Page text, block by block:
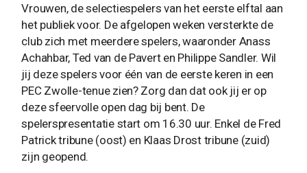
Vrouwen, de selectiespelers van het eerste elftal aan
het publiek voor. De afgelopen weken versterkte de
club zich met meerdere spelers, waaronder Anass
Achahbar, Ted van de Pavert en Philippe Sandler. Wil
jij deze spelers voor één van de eerste keren in een
PEC Zwolle-tenue zien? Zorg dan dat ook jij er op
deze sfeervolle open dag bij bent. De
spelerspresentatie start om 16.30 uur. Enkel de Fred
Patrick tribune (oost) en Klaas Drost tribune (zuid)
zijn geopend.